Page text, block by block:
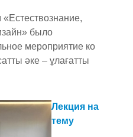
было
мероприятие ко
әке – ұлағатты
Лекция на
тему